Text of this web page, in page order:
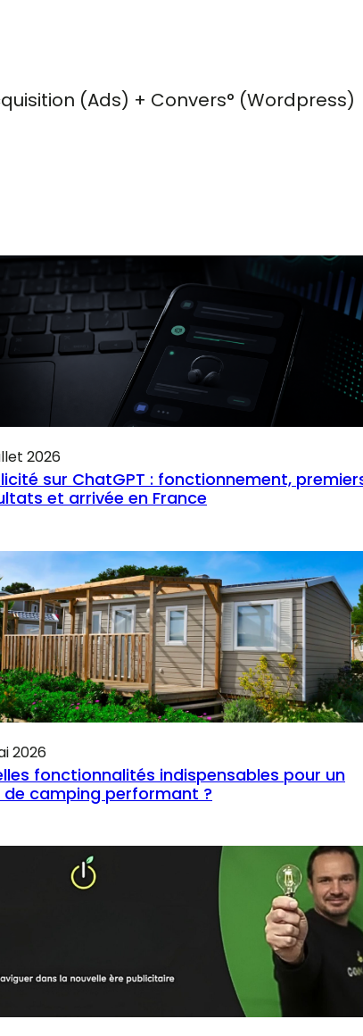
(Ads) + Convers° (Wordpress)
2026
sur ChatGPT : fonctionnement,
et arrivée en France
2026
fonctionnalités indispensables pour un
de camping performant ?